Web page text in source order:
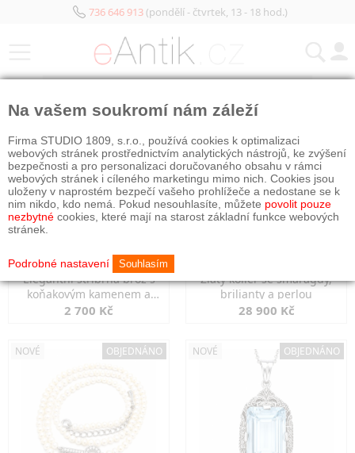
736 646 913(pondělí - čtvrtek, 13 - 18 hod.)
Elegantní stříbrná brož s
koňakovým kamenem a
markazity
2 700 Kč
Zlatý kolier se smaragdy,
brilianty a perlou
28 900 Kč
NOVÉ OBJEDNÁNO NOVÉ OBJEDNÁNO
Na vašem soukromí nám záleží
Firma STUDIO 1809, s.r.o., používá cookies k optimalizaci
webových stránek prostřednictvím analytických nástrojů, ke zvýšení
bezpečnosti a pro personalizaci doručovaného obsahu v rámci
webových stránek i cíleného marketingu mimo nich. Cookies jsou
uloženy v naprostém bezpečí vašeho prohlížeče a nedostane se k
nim nikdo, kdo nemá. Pokud nesouhlasíte, můžete povolit pouze
nezbytné cookies, které mají na starost základní funkce webových
stránek.
Podrobné nastavení Souhlasím